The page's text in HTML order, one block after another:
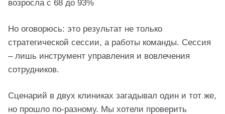
возросла с 68 до 93%
Но оговорюсь: это результат не только
стратегической сессии, а работы команды. Сессия
– лишь инструмент управления и вовлечения
сотрудников.
Сценарий в двух клиниках загадывал один и тот же,
но прошло по-разному. Мы хотели проверить